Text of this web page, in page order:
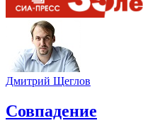
Дмитрий Щеглов
​Совпадение